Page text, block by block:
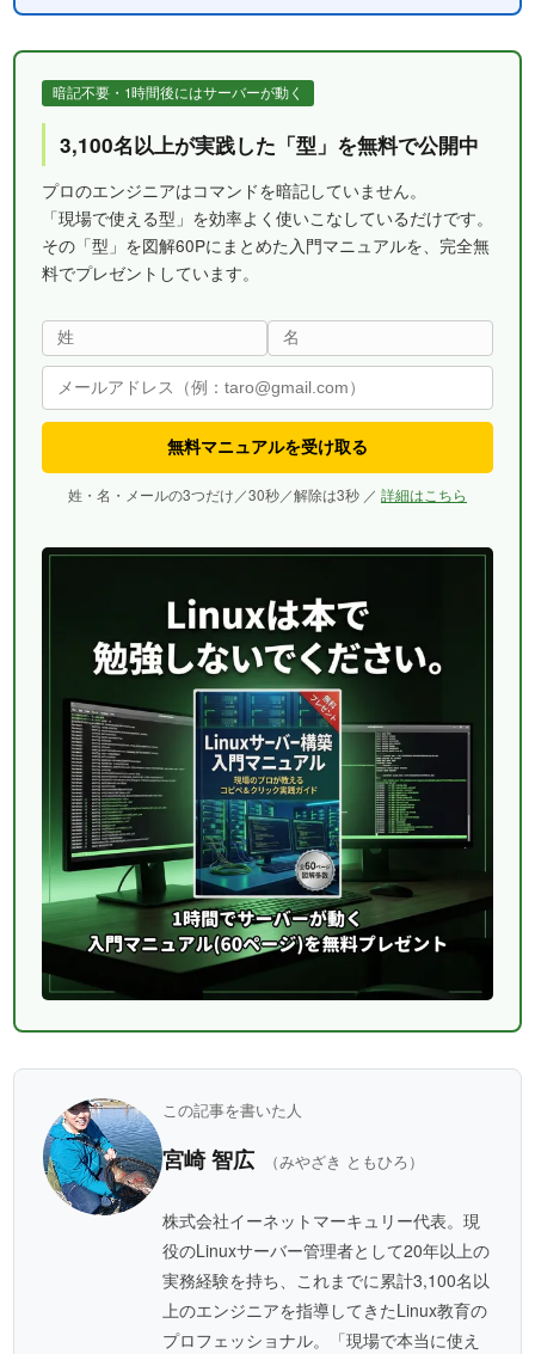
暗記不要・1時間後にはサーバーが動く
3,100名以上が実践した「型」を無料で公開中
プロのエンジニアはコマンドを暗記していません。
「現場で使える型」を効率よく使いこなしているだけです。
その「型」を図解60Pにまとめた入門マニュアルを、完全無
料でプレゼントしています。
無料マニュアルを受け取る
姓・名・メールの3つだけ／30秒／解除は3秒 ／ 詳細はこちら
この記事を書いた人
宮崎 智広 （みやざき ともひろ）
株式会社イーネットマーキュリー代表。現
役のLinuxサーバー管理者として20年以上の
実務経験を持ち、これまでに累計3,100名以
上のエンジニアを指導してきたLinux教育の
プロフェッショナル。「現場で本当に使え